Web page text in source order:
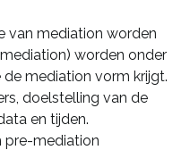
van mediation worden
worden onder
mediation vorm krijgt.
doelstelling van de
en tijden.
pre-mediation